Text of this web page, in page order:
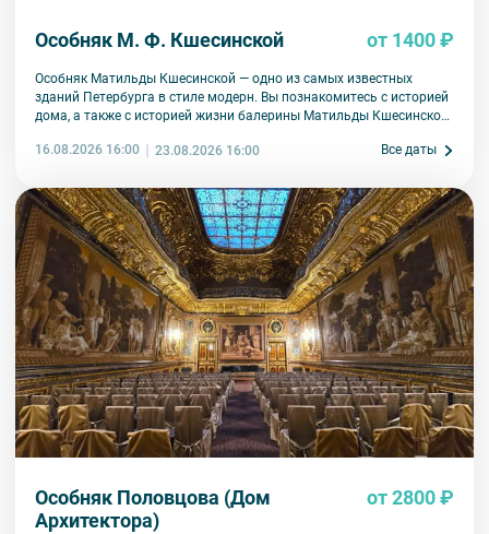
Особняк М. Ф. Кшесинской от 1400 ₽
Особняк Матильды Кшесинской — одно из самых известных
зданий Петербурга в стиле модерн. Вы познакомитесь с историей
дома, а также с историей жизни балерины Матильды Кшесинской.
Романовых, как складывалась артистическая карьера, какая
16.08.2026 16:00 23.08.2026 16:00 Все даты
Особняк Половцова (Дом
Архитектора)
от 2800 ₽